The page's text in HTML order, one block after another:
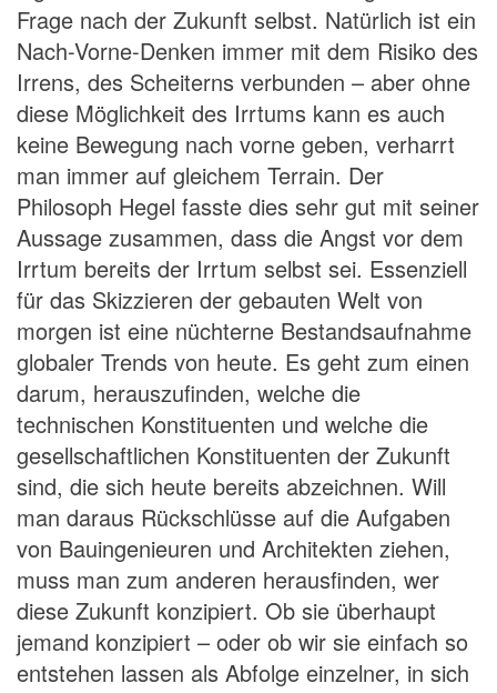
Frage nach der Zukunft selbst. Natürlich ist ein
Nach-Vorne-Denken immer mit dem Risiko des
Irrens, des Scheiterns verbunden – aber ohne
diese Möglichkeit des Irrtums kann es auch
keine Bewegung nach vorne geben, verharrt
man immer auf gleichem Terrain. Der
Philosoph Hegel fasste dies sehr gut mit seiner
Aussage zusammen, dass die Angst vor dem
Irrtum bereits der Irrtum selbst sei. Essenziell
für das Skizzieren der gebauten Welt von
morgen ist eine nüchterne Bestandsaufnahme
globaler Trends von heute. Es geht zum einen
darum, herauszufinden, welche die
technischen Konstituenten und welche die
gesellschaftlichen Konstituenten der Zukunft
sind, die sich heute bereits abzeichnen. Will
man daraus Rückschlüsse auf die Aufgaben
von Bauingenieuren und Architekten ziehen,
muss man zum anderen herausfinden, wer
diese Zukunft konzipiert. Ob sie überhaupt
jemand konzipiert – oder ob wir sie einfach so
entstehen lassen als Abfolge einzelner, in sich